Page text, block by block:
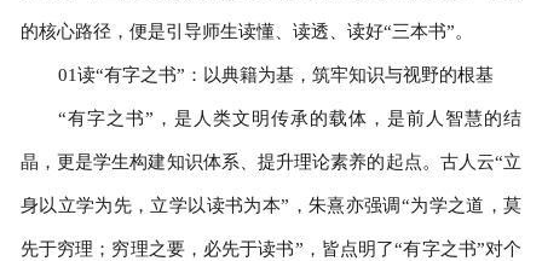
的核心路径，便是引导师生读懂、读透、读好“三本书”。
01读“有字之书” ：以典籍为基，筑牢知识与视野的根基
“有字之书”，是人类文明传承的载体，是前人智慧的结
晶，更是学生构建知识体系、提升理论素养的起点。古人云“立
身以立学为先，立学以读书为本”，朱熹亦强调“为学之道，莫
先于穷理；穷理之要，必先于读书”，皆点明了“有字之书”对个